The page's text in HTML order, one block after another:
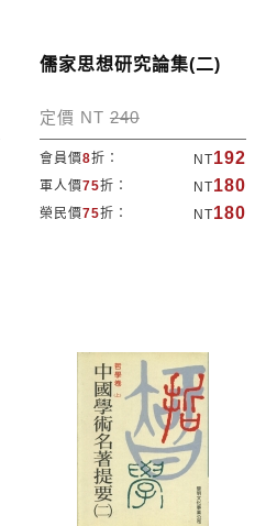
儒家思想研究論集(二)
定價 NT 240
會員價8折： NT192
軍人價75折： NT180
榮民價75折： NT180